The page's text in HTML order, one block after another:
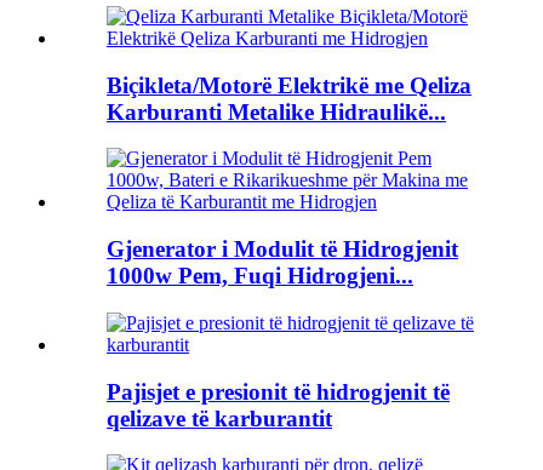
Biçikleta/Motorë Elektrikë me Qeliza
Karburanti Metalike Hidraulikë...
Gjenerator i Modulit të Hidrogjenit
1000w Pem, Fuqi Hidrogjeni...
Pajisjet e presionit të hidrogjenit të
qelizave të karburantit